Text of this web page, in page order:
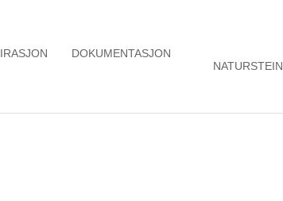
DOKUMENTASJON
NATURSTEIN